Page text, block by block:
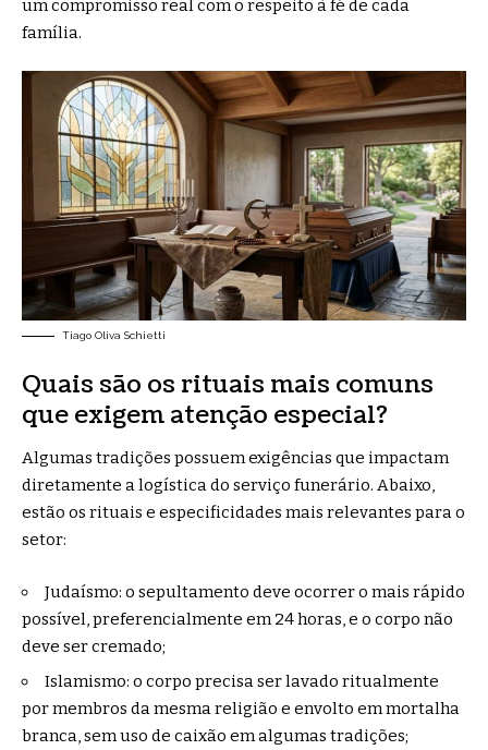
um compromisso real com o respeito à fé de cada
família.
Tiago Oliva Schietti
Quais são os rituais mais comuns
que exigem atenção especial?
Algumas tradições possuem exigências que impactam
diretamente a logística do serviço funerário. Abaixo,
estão os rituais e especificidades mais relevantes para o
setor:
Judaísmo: o sepultamento deve ocorrer o mais rápido
possível, preferencialmente em 24 horas, e o corpo não
deve ser cremado;
Islamismo: o corpo precisa ser lavado ritualmente
por membros da mesma religião e envolto em mortalha
branca, sem uso de caixão em algumas tradições;